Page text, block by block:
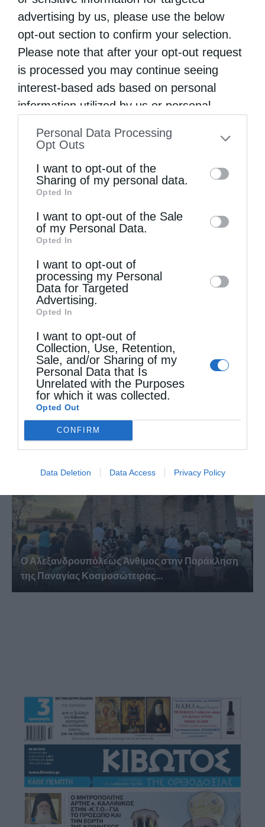
advertising by us, please use the below
opt-out section to confirm your selection.
Please note that after your opt-out request
is processed you may continue seeing
interest-based ads based on personal
information utilized by us or personal
to your opt-out. You may separately opt-out
information by third parties on the IAB’s list
of downstream participants. This
information may also be disclosed by us to
third parties on theIAB’s List of
Downstream Participants
disclose it to other third parties.
Personal Data Processing
Opt Outs
I want to opt-out of the
Sharing of my personal data.
Opted In
I want to opt-out of the Sale
of my Personal Data.
Opted In
I want to opt-out of
processing my Personal
Data for Targeted
Advertising.
Opted In
I want to opt-out of
Collection, Use, Retention,
Sale, and/or Sharing of my
Personal Data that Is
Unrelated with the Purposes
for which it was collected.
Opted Out
CONFIRM
Data Deletion Data Access Privacy Policy
Θεία Λειτουργία στην Παναγιά Πεδιάδος
Θεία Λειτουργία στο Μασταμπά Ηρακλείου
Πανηγυρίζει το Ιερό Ναΐδριο Μεταμορφώσεως του
Σωτήρος Ατραπού...
Ιερά Πανήγυρις Οσίου Νικάνορος στον Ιερό Ναό
Αγίου...
Ο Αλεξανδρουπόλεως Άνθιμος στην Παράκληση
της Παναγίας Κοσμοσώτειρας...